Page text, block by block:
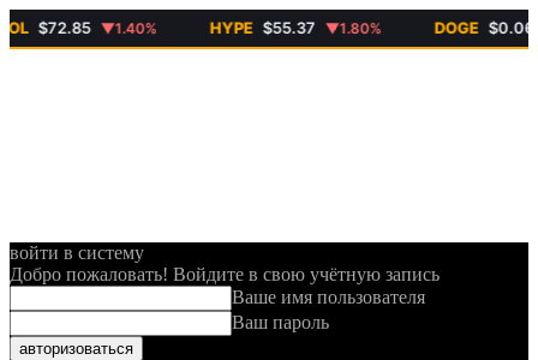
▼1.40% $55.37 ▼1.80% $0.0692
войти в систему
Добро пожаловать! Войдите в свою учётную запись
Ваше имя пользователя
Ваш пароль